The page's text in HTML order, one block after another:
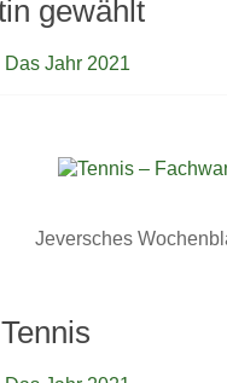
gewählt
Das Jahr 2021
Jeversches